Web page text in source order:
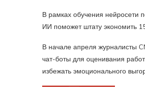
В рамках обучения нейросети
ИИ поможет штату экономить
В начале апреля журналисты
чат-боты для оценивания
избежать эмоционального